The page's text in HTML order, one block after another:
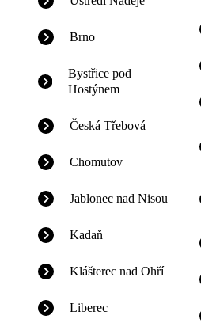
Brno
Bystřice pod
Hostýnem
Česká Třebová
Chomutov
Jablonec nad Nisou
Kadaň
Klášterec nad Ohří
Liberec